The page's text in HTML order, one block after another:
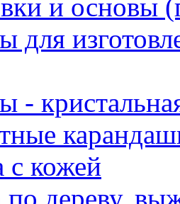
и основы
для
-
с кожей
по дереву,